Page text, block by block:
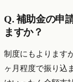
Q. 補助金の申
ますか？
制度にもよります
ヶ月程度で振り込